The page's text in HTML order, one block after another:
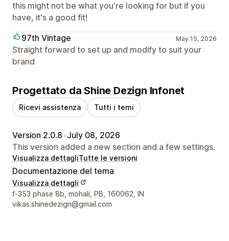
this might not be what you're looking for but if you
have, it's a good fit!
97th Vintage
May 15, 2026
Straight forward to set up and modify to suit your
brand
Progettato da Shine Dezign Infonet
Ricevi assistenza Tutti i temi
Version 2.0.8•July 08, 2026
This version added a new section and a few settings.
Visualizza dettagliTutte le versioni
Documentazione del tema
Visualizza dettagli
Recapiti del designer
f-353 phase 8b, mohali, PB, 160062, IN
vikas.shinedezign@gmail.com